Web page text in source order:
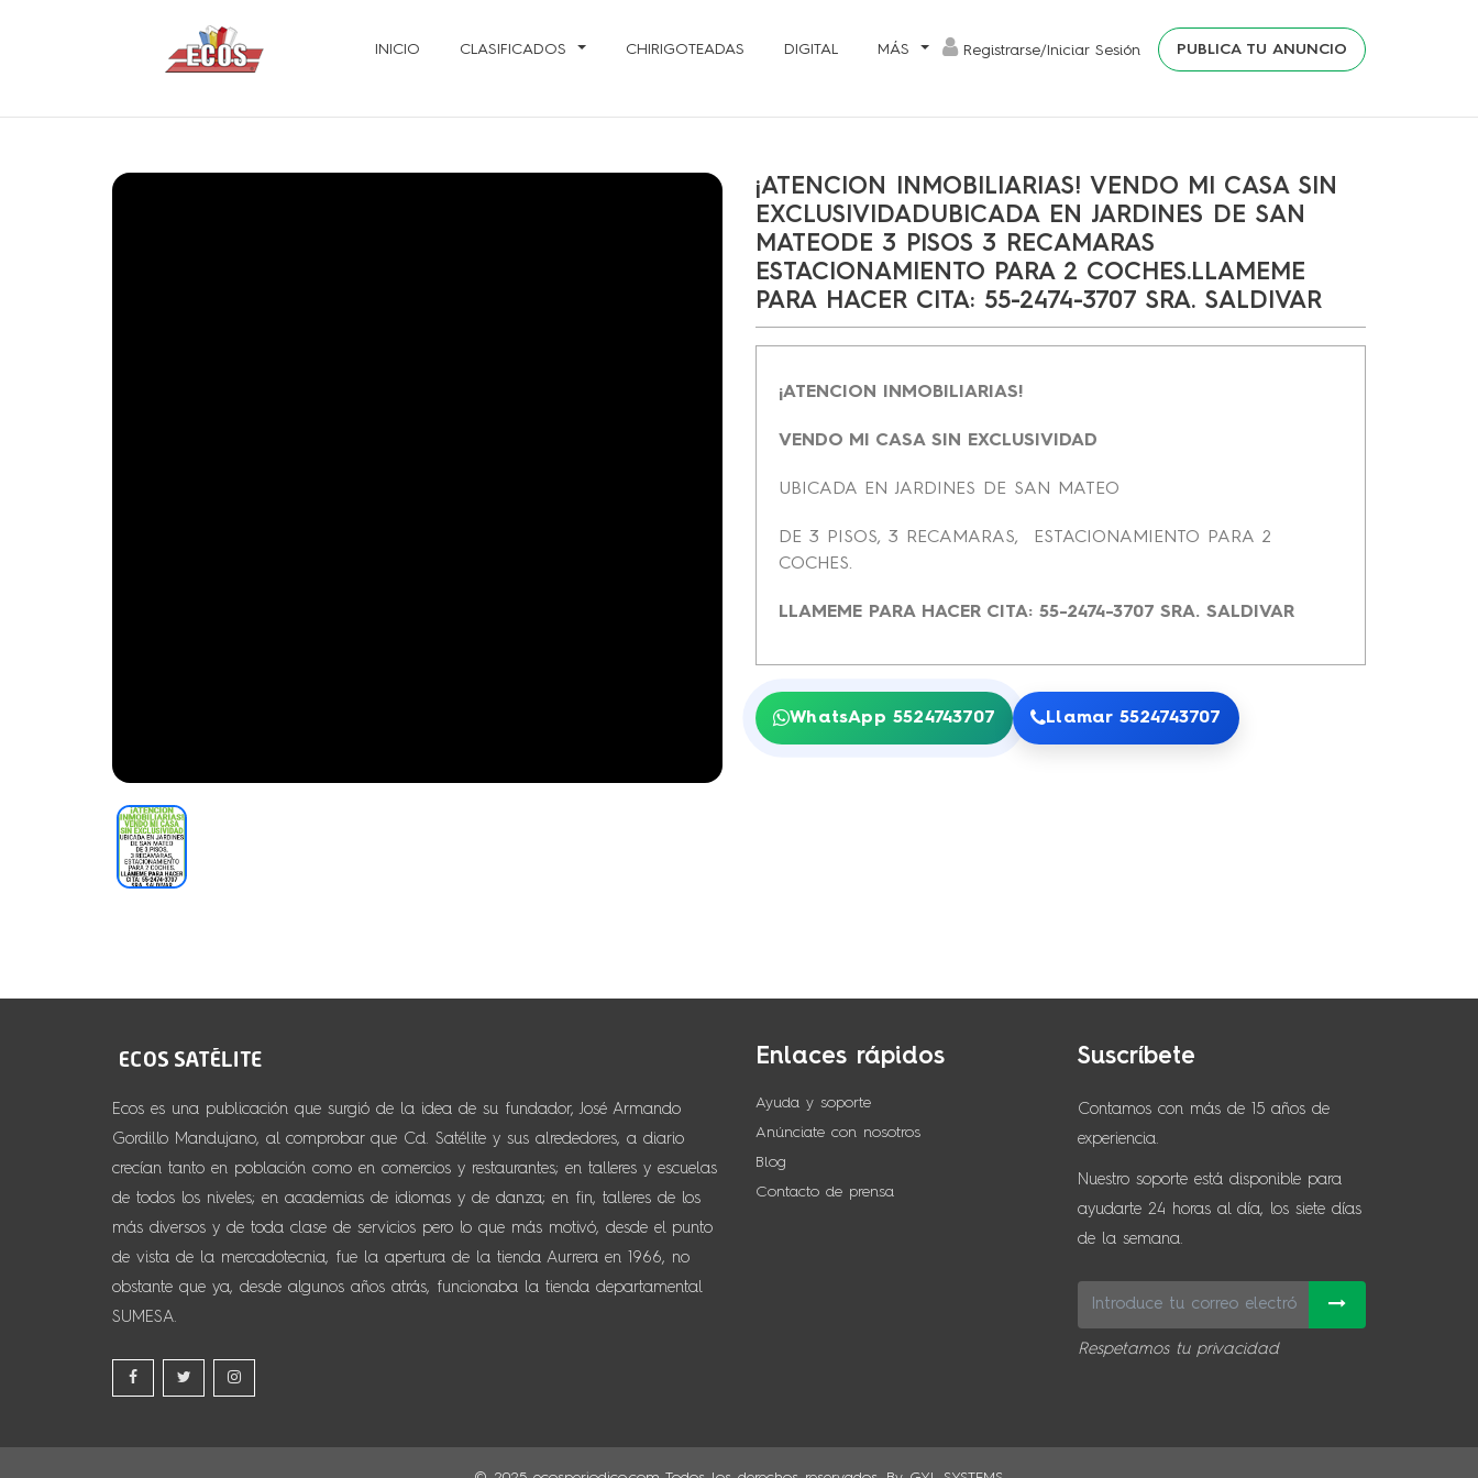
INICIO CLASIFICADOS CHIRIGOTEADAS DIGITAL MÁS Registrarse/Iniciar Sesión PUBLICA TU ANUNCIO
¡ATENCION INMOBILIARIAS! VENDO MI CASA SIN
EXCLUSIVIDADUBICADA EN JARDINES DE SAN
MATEODE 3 PISOS 3 RECAMARAS
ESTACIONAMIENTO PARA 2 COCHES.LLAMEME
PARA HACER CITA: 55-2474-3707 SRA. SALDIVAR
¡ATENCION INMOBILIARIAS!
VENDO MI CASA SIN EXCLUSIVIDAD
UBICADA EN JARDINES DE SAN MATEO
DE 3 PISOS, 3 RECAMARAS, ESTACIONAMIENTO PARA 2
COCHES.
LLAMEME PARA HACER CITA: 55-2474-3707 SRA. SALDIVAR
WhatsApp 5524743707 Llamar 5524743707
Ecos es una publicación que surgió de la idea de su fundador, José Armando
Gordillo Mandujano, al comprobar que Cd. Satélite y sus alrededores, a diario
crecían tanto en población como en comercios y restaurantes; en talleres y escuelas
de todos los niveles; en academias de idiomas y de danza; en fin, talleres de los
más diversos y de toda clase de servicios pero lo que más motivó, desde el punto
de vista de la mercadotecnia, fue la apertura de la tienda Aurrera en 1966, no
obstante que ya, desde algunos años atrás, funcionaba la tienda departamental
SUMESA.
Enlaces rápidos
Ayuda y soporte
Anúnciate con nosotros
Blog
Contacto de prensa
Suscríbete
Contamos con más de 15 años de
experiencia.
Nuestro soporte está disponible para
ayudarte 24 horas al día, los siete días
de la semana.
Respetamos tu privacidad